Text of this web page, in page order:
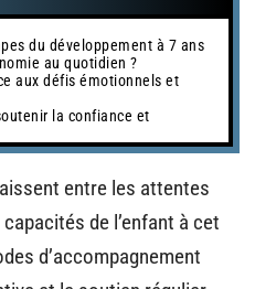
du développement à 7 ans
au quotidien ?
aux défis émotionnels et
la confiance et
entre les attentes
de l’enfant à cet
d’accompagnement